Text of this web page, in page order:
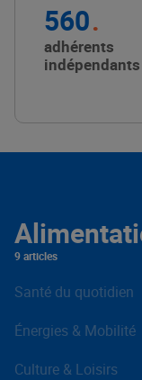
560
adhérents
indépendants
9 articles
Santé du quotidien
Énergies & Mobilité
Culture & Loisirs